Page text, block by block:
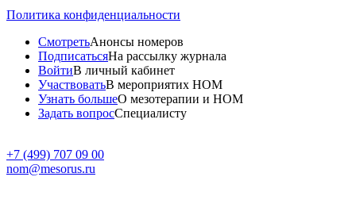
Политика конфиденциальности
СмотретьАнонсы номеров
ПодписатьсяНа рассылку журнала
ВойтиВ личный кабинет
УчаствоватьВ мероприятих НОМ
Узнать большеО мезотерапии и НОМ
Задать вопросСпециалисту
+7 (499) 707 09 00
nom@mesorus.ru